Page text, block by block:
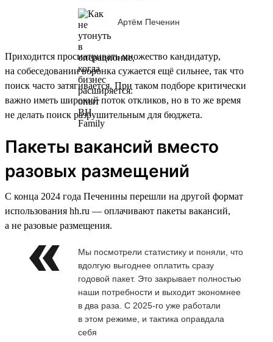
Артём Печенин
Приходится просматривать множество кандидатур,
на собеседовании воронка сужается ещё сильнее, так что
поиск часто затягивается. При таком подборе критически
важно иметь широкий поток откликов, но в то же время
не делать поиск разрушительным для бюджета.
Пакеты вакансий вместо
разовых размещений
С конца 2024 года Печенины перешли на другой формат
использования hh.ru — оплачивают пакеты вакансий,
а не разовые размещения.
Мы посмотрели статистику и поняли, что
вдолгую выгоднее оплатить сразу
годовой пакет. Это закрывает полностью
наши потребности и выходит экономнее
в два раза. С 2025-го уже работали
в этом режиме, и тактика оправдала
себя